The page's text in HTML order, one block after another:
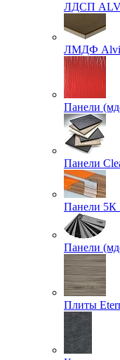
ЛДСП
ЛМДФ
Панели
Панели
Панели 5К
Панели
Плиты